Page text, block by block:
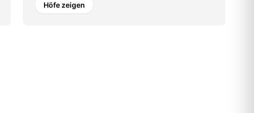
Höfe zeigen